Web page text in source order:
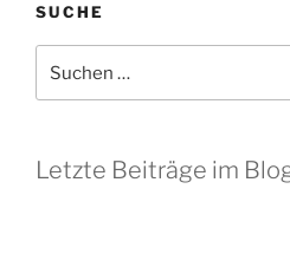
SUCHE
nach:
Letzte Beiträge im